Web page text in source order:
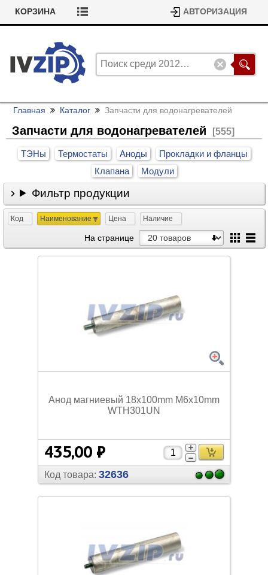
КОРЗИНА АВТОРИЗАЦИЯ
Главная Каталог Запчасти для водонагревателей
Запчасти для водонагревателей [555]
ТЭНы Термостаты Аноды
Прокладки и фланцы
Клапана
Модули
Фильтр продукции
Код Наименование Цена Наличие
На странице
Анод магниевый 18x100mm M6x10mm
WTH301UN
435,00 ₽
Код товара: 32636